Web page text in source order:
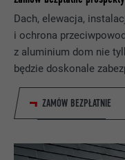
Dach, elewacja,
i ochrona
z aluminium dom nie
będzie doskonale
ZAMÓW BEZPŁATNIE
PROCEDURA 1 rok
CEL
Jest
tej